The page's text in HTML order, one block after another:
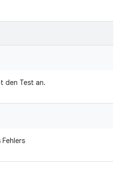
den Test an.